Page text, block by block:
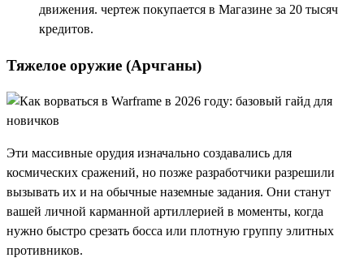
движения. чертеж покупается в Магазине за 20 тысяч
кредитов.
Тяжелое оружие (Арчганы)
Эти массивные орудия изначально создавались для
космических сражений, но позже разработчики разрешили
вызывать их и на обычные наземные задания. Они станут
вашей личной карманной артиллерией в моменты, когда
нужно быстро срезать босса или плотную группу элитных
противников.